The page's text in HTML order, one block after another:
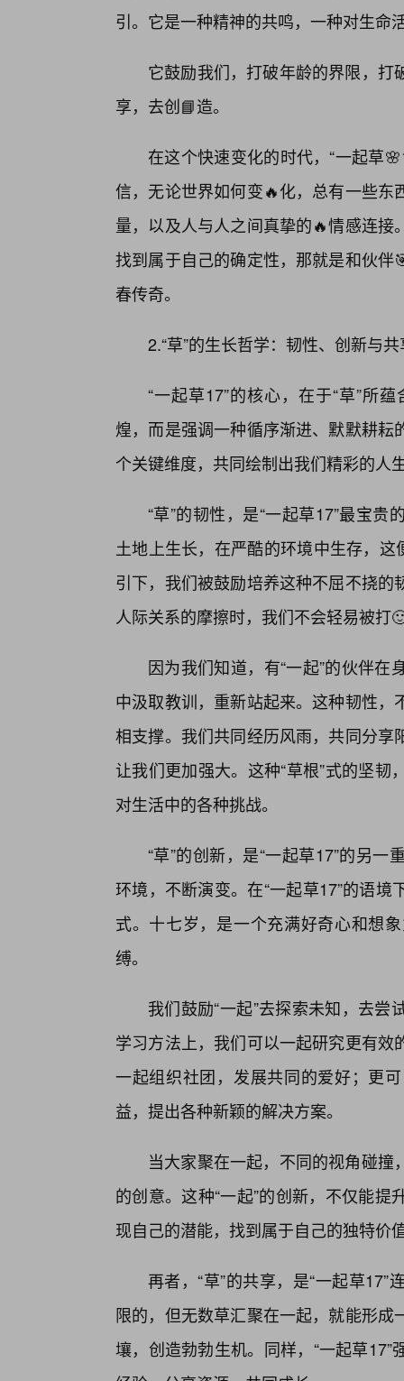
引。它是一种精神的共鸣，一种对生命
它鼓励我们，打破年龄的界限，
享，去创📘造。
在这个快速变化的时代，“一起草
信，无论世界如何变🔥化，总有一些
量，以及人与人之间真挚的🔥情感连
找到属于自己的确定性，那就是和伙
春传奇。
2.“草”的生长哲学：韧性、创新与
“一起草17”的核心，在于“草”所
煌，而是强调一种循序渐进、默默耕
个关键维度，共同绘制出我们精彩的人
“草”的韧性，是“一起草17”最宝
土地上生长，在严酷的环境中生存，
引下，我们被鼓励培养这种不屈不挠
人际关系的摩擦时，我们不会轻易被打
因为我们知道，有“一起”的伙伴
中汲取教训，重新站起来。这种韧性
相支撑。我们共同经历风雨，共同分
让我们更加强大。这种“草根”式的坚
对生活中的各种挑战。
“草”的创新，是“一起草17”的另
环境，不断演变。在“一起草17”的语
式。十七岁，是一个充满好奇心和想
缚。
我们鼓励“一起”去探索未知，去
学习方法上，我们可以一起研究更有
一起组织社团，发展共同的爱好；更
益，提出各种新颖的解决方案。
当大家聚在一起，不同的视角碰
的创意。这种“一起”的创新，不仅能
现自己的潜能，找到属于自己的独特价
再者，“草”的共享，是“一起草
限的，但无数草汇聚在一起，就能形
壤，创造勃勃生机。同样，“一起草